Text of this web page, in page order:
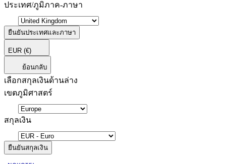
ประเทศ/ภูมิภาค-ภาษา
ยืนยันประเทศและภาษา
EUR (€)
ย้อนกลับ
เลือกสกุลเงินด้านล่าง
เขตภูมิศาสตร์
สกุลเงิน
ยืนยันสกุลเงิน